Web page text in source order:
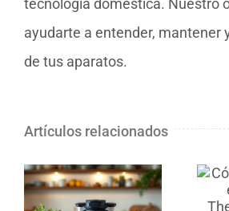
tecnología doméstica. Nuestro
ayudarte a entender, mantener
de tus aparatos.
Artículos relacionados